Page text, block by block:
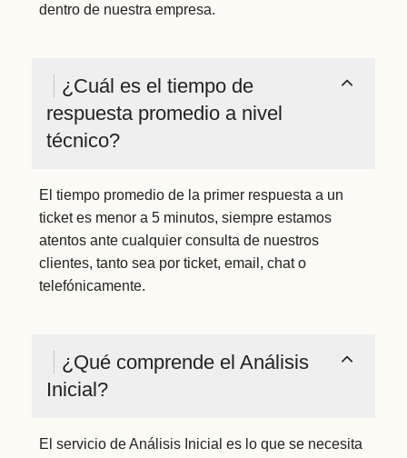
dentro de nuestra empresa.
¿Cuál es el tiempo de
respuesta promedio a nivel
técnico?
El tiempo promedio de la primer respuesta a un
ticket es menor a 5 minutos, siempre estamos
atentos ante cualquier consulta de nuestros
clientes, tanto sea por ticket, email, chat o
telefónicamente.
¿Qué comprende el Análisis
Inicial?
El servicio de Análisis Inicial es lo que se necesita